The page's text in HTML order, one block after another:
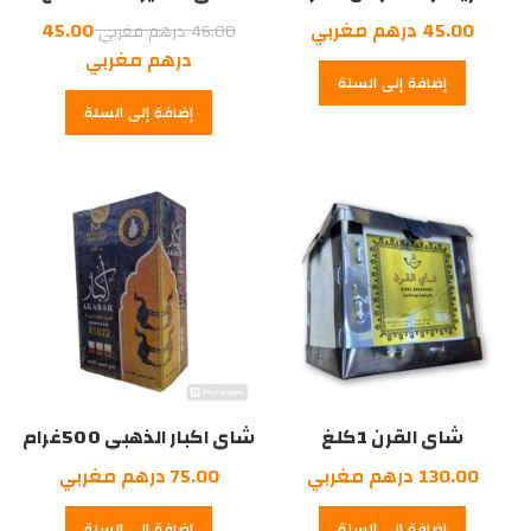
45.00 درهم مغربي
إضافة إلى السلة
46.00درهم مغربيالسعر
الأصلي
هو:
46.00
45.00
درهم مغربي
الحالي
هو:
مغربي.
إضافة إلى السلة
شاي القرن 1كلغ
130.00 درهم مغربي
شاي اكبار الذهبي 500غرام
75.00درهم مغربي